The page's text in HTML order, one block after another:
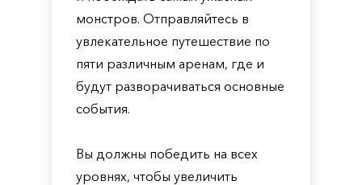
монстров. Отправляйтесь в
увлекательное путешествие по
пяти различным аренам, где и
будут разворачиваться основные
события.
Вы должны победить на всех
уровнях, чтобы увеличить